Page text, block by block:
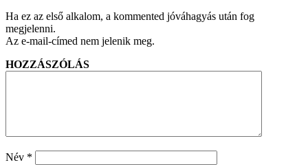
Ha ez az első alkalom, a kommented jóváhagyás után fog
megjelenni.
Az e-mail-címed nem jelenik meg.
HOZZÁSZÓLÁS
Név *